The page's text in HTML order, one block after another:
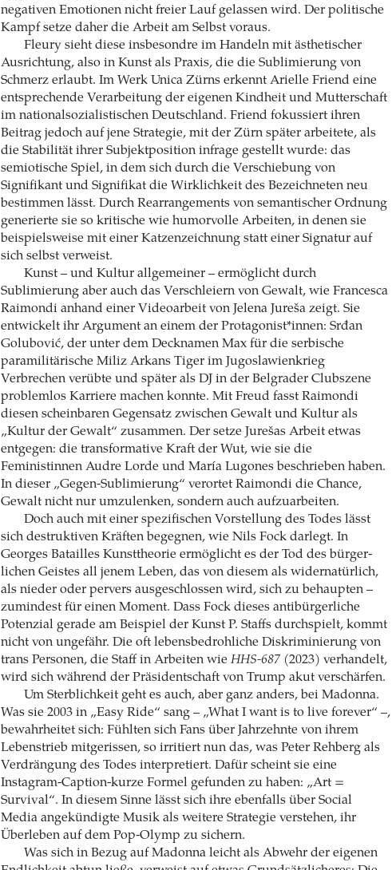
negativen Emotionen nicht freier Lauf gelassen wird. Der politische
Kampf setze daher die Arbeit am Selbst voraus.
Fleury sieht diese insbesondre im Handeln mit ästhetischer
Ausrichtung, also in Kunst als Praxis, die die Sublimierung von
Schmerz erlaubt. Im Werk Unica Zürns erkennt Arielle Friend eine
entsprechende Verarbeitung der eigenen Kindheit und Mutterschaft
im nationalsozialistischen Deutschland. Friend fokussiert ihren
Beitrag jedoch auf jene Strategie, mit der Zürn später arbeitete, als
die Stabilität ihrer Subjektposition infrage gestellt wurde: das
semiotische Spiel, in dem sich durch die Verschiebung von
Signifikant und Signifikat die Wirklichkeit des Bezeichneten neu
bestimmen lässt. Durch Rearrangements von semantischer Ordnung
generierte sie so kritische wie humorvolle Arbeiten, in denen sie
beispielsweise mit einer Katzenzeichnung statt einer Signatur auf
sich selbst verweist.
Kunst – und Kultur allgemeiner – ermöglicht durch
Sublimierung aber auch das Verschleiern von Gewalt, wie Francesca
Raimondi anhand einer Videoarbeit von Jelena Jureša zeigt. Sie
entwickelt ihr Argument an einem der Protagonist*innen: Srđan
Golubović, der unter dem Decknamen Max für die serbische
paramilitärische Miliz Arkans Tiger im Jugoslawienkrieg
Verbrechen verübte und später als DJ in der Belgrader Clubszene
problem­los Karriere machen konnte. Mit Freud fasst Raimondi
diesen scheinbaren Gegensatz zwischen Gewalt und Kultur als
„Kultur der Gewalt“ zusammen. Der setze Jurešas Arbeit etwas
entgegen: die transformative Kraft der Wut, wie sie die
Feministinnen Audre Lorde und María Lugones beschrieben haben.
In dieser „Gegen-Sublimierung“ verortet Raimondi die Chance,
Gewalt nicht nur umzulenken, sondern auch aufzuarbeiten.
Doch auch mit einer spezifischen ­Vorstellung des Todes lässt
sich destruktiven Kräften begegnen, wie Nils Fock darlegt. In
Georges Batailles Kunsttheorie ermöglicht es der Tod des bürger­
lichen Geistes all jenem Leben, das von diesem als widernatürlich,
als nieder oder pervers aus­geschlossen wird, sich zu behaupten –
zumin­dest für einen Moment. Dass Fock dieses antibürger­liche
Potenzial gerade am Beispiel der Kunst P. Staffs durchspielt, kommt
nicht von ungefähr. Die oft lebensbedrohliche Diskriminierung von
trans Personen, die Staff in Arbeiten wie HHS-687(2023) verhandelt,
wird sich während der Präsidentschaft von Trump akut verschärfen.
Um Sterblichkeit geht es auch, aber ganz anders, bei Madonna.
Was sie 2003 in „Easy Ride“ sang – „What I want is to live forever“ –,
bewahrheitet sich: Fühlten sich Fans über Jahrzehnte von ihrem
Lebenstrieb mitgerissen, so irritiert nun das, was Peter Rehberg als
Verdrängung des Todes interpretiert. Dafür scheint sie eine
Instagram-Caption-kurze Formel gefunden zu haben: „Art =
Survival“. In diesem Sinne lässt sich ihre ebenfalls über Social
Media angekündigte Musik als ­weitere Strategie verstehen, ihr
Überleben auf dem Pop-Olymp zu sichern.
Was sich in Bezug auf Madonna leicht als Abwehr der eigenen